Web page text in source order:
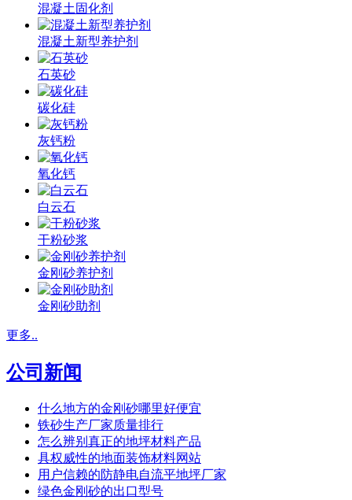
混凝土固化剂
混凝土新型养护剂
石英砂
碳化硅
灰钙粉
氧化钙
白云石
干粉砂浆
金刚砂养护剂
金刚砂助剂
更多..
公司新闻
什么地方的金刚砂哪里好便宜
铁砂生产厂家质量排行
怎么辨别真正的地坪材料产品
具权威性的地面装饰材料网站
用户信赖的防静电自流平地坪厂家
绿色金刚砂的出口型号